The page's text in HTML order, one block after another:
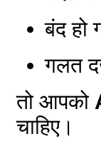
बंद हो
गलत
तो आपको
चाहिए।